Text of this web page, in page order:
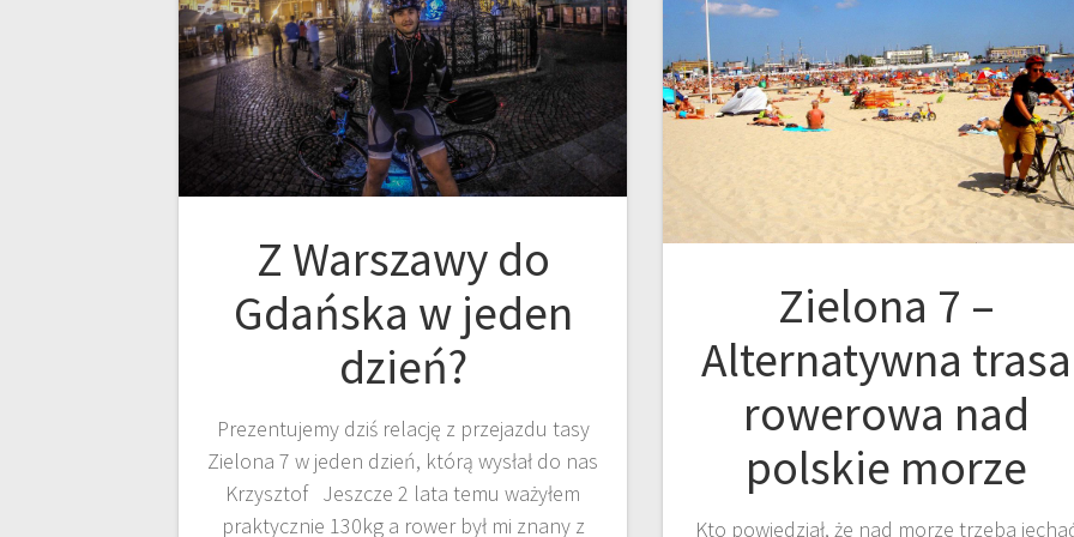
Z Warszawy do
Gdańska w jeden
dzień?
Prezentujemy dziś relację z przejazdu tasy
Zielona 7 w jeden dzień, którą wysłał do nas
Krzysztof ​​​​​​​​​​​​​​​​​​ Jeszcze 2 lata temu ważyłem
praktycznie 130kg a rower był mi znany z
Zielona 7 –
Alternatywna trasa
rowerowa nad
polskie morze
Kto powiedział, że nad morze trzeba